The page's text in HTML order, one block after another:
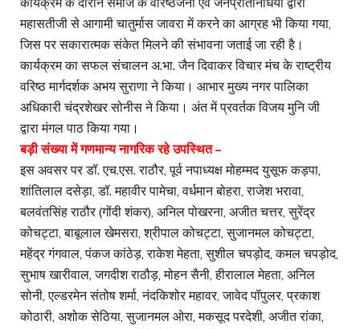
महासतीजी से आगामी चातुर्मास जावरा में करने का आग्रह भी किया गया,
जिस पर सकारात्मक संकेत मिलने की संभावना जताई जा रही है।
कार्यक्रम का सफल संचालन अ.भा. जैन दिवाकर विचार मंच के राष्ट्रीय
वरिष्ठ मार्गदर्शक अभय सुराणा ने किया। आभार मुख्य नगर पालिका
अधिकारी चंद्रशेखर सोनीस ने किया। अंत में प्रवर्तक विजय मुनि जी
द्वारा मंगल पाठ किया गया।
बड़ी संख्या में गणमान्य नागरिक रहे उपस्थित –
इस अवसर पर डॉ. एच.एस. राठौर, पूर्व नपाध्यक्ष मोहम्मद युसूफ कड़पा,
शांतिलाल दसेड़ा, डॉ. महावीर पामेचा, वर्धमान बोहरा, राजेश भरावा,
बलवंतसिंह राठौर (गोंदी शंकर), अनिल पोखरना, अजीत चत्तर, सुरेंद्र
कोचट्टा, बाबूलाल खेमसरा, श्रीपाल कोचट्टा, सुजानमल कोचट्टा,
महेंद्र गंगवाल, पंकज कांठेड़, राकेश मेहता, सुशील चपड़ोद, कमल चपड़ोद,
सुभाष खारीवाल, जगदीश राठौड़, मोहन सैनी, हीरालाल मेहता, अनिल
सोनी, एल्डरमेन संतोष शर्मा, नंदकिशोर महावर, जावेद पॉपुलर, प्रकाश
कोठारी, अशोक सेठिया, सुजानमल ओरा, मकसूद परदेशी, अजीत रांका,